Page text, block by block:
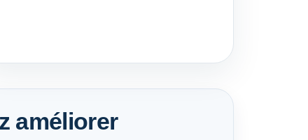
améliorer